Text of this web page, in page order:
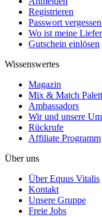
Registrieren
Passwort
Wo ist meine
Gutschein einlösen
Wissenswertes
Magazin
Mix & Match
Ambassadors
Wir und unsere
Rückrufe
Affiliate Programm
Über uns
Über Equus Vitalis
Kontakt
Unsere Gruppe
Freie Jobs